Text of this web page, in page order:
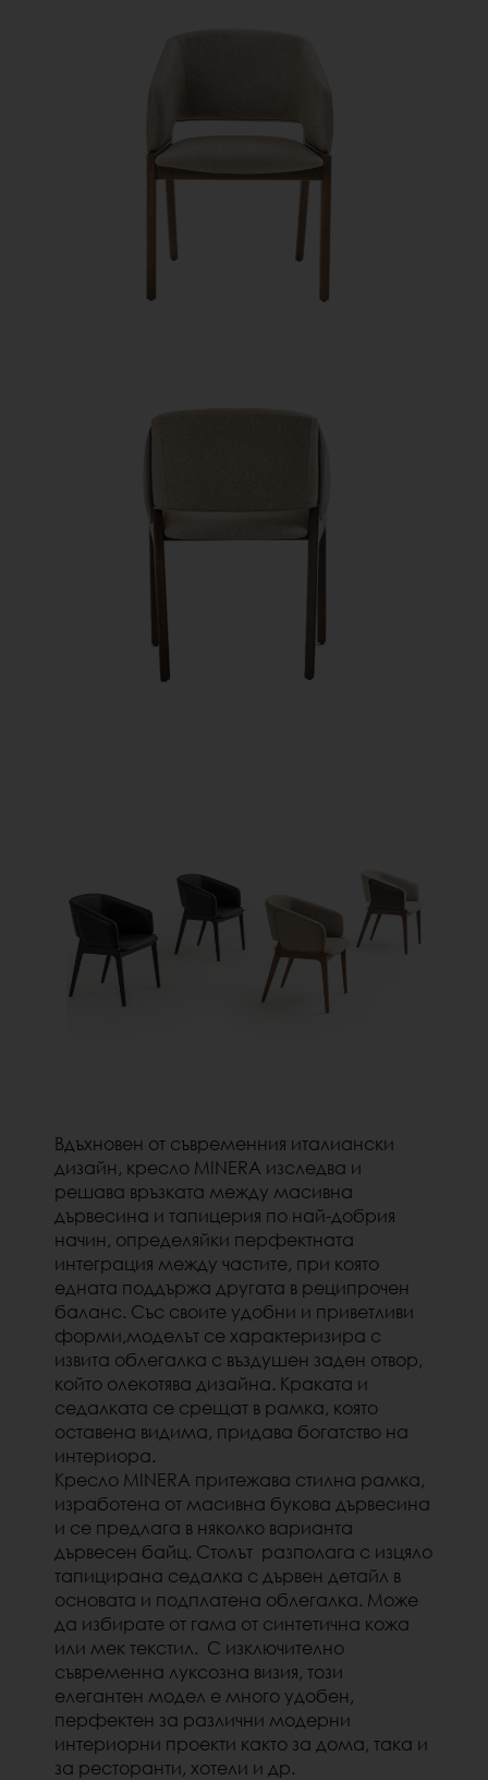
Вдъхновен от съвременния италиански
дизайн, кресло MINERA изследва и
решава връзката между масивна
дървесина и тапицерия по най-добрия
начин, определяйки перфектната
интеграция между частите, при която
едната поддържа другата в реципрочен
баланс. Със своите удобни и приветливи
форми,моделът се характеризира с
извита облегалка с въздушен заден отвор,
който олекотява дизайна. Краката и
седалката се срещат в рамка, която
оставена видима, придава богатство на
интериора.
Кресло MINERA притежава стилна рамка,
изработена от масивна букова дървесина
и се предлага в няколко варианта
дървесен байц. Столът разполага с изцяло
тапицирана седалка с дървен детайл в
основата и подплатена облегалка. Може
да избирате от гама от синтетична кожа
или мек текстил. С изключително
съвременна луксозна визия, този
елегантен модел е много удобен,
перфектен за различни модерни
интериорни проекти както за дома, така и
за ресторанти, хотели и др.